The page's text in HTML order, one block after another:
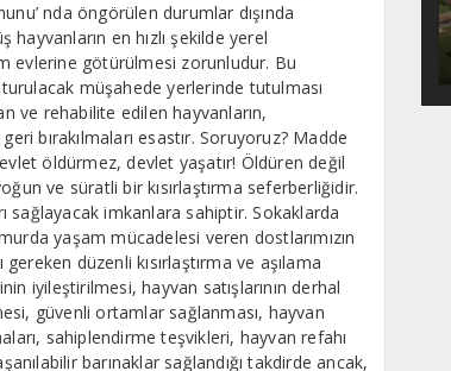
nda öngörülen durumlar dışında
en hızlı şekilde yerel
evlerine götürülmesi zorunludur. Bu
müşahede yerlerinde tutulması
ve rehabilite edilen hayvanların,
bırakılmaları esastır. Soruyoruz? Madde
öldürmez, devlet yaşatır! Öldüren değil
ve süratli bir kısırlaştırma seferberliğidir.
sağlayacak imkanlara sahiptir. Sokaklarda
yaşam mücadelesi veren dostlarımızın
düzenli kısırlaştırma ve aşılama
iyileştirilmesi, hayvan satışlarının derhal
güvenli ortamlar sağlanması, hayvan
sahiplendirme teşvikleri, hayvan refahı
barınaklar sağlandığı takdirde ancak,